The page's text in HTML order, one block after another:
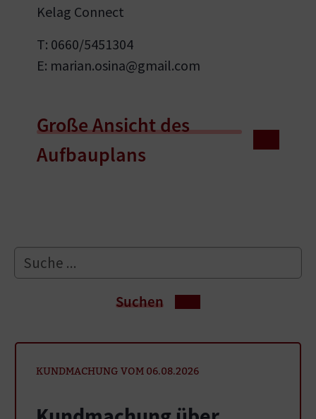
Kelag Connect
T: 0660/5451304
E: marian.osina@gmail.com
Große Ansicht des
Aufbauplans
Suchen
KUNDMACHUNG VOM 06.08.2026